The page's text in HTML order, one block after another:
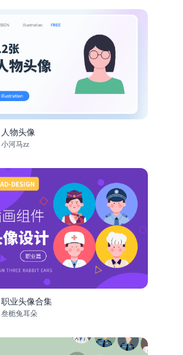
人物头像
小河马zz
职业头像合集
叁栀兔耳朵